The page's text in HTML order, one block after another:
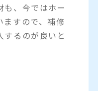
も、今ではホー
ますので、補修
るのが良いと